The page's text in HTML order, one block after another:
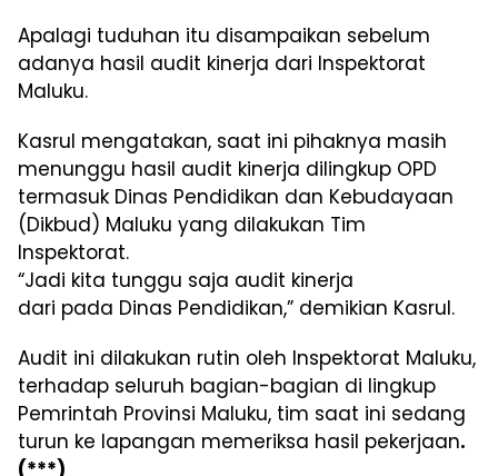
Apalagi tuduhan itu disampaikan sebelum
adanya hasil audit kinerja dari Inspektorat
Maluku.
Kasrul mengatakan, saat ini pihaknya masih
menunggu hasil audit kinerja dilingkup OPD
termasuk Dinas Pendidikan dan Kebudayaan
(Dikbud) Maluku yang dilakukan Tim
Inspektorat.
“Jadi kita tunggu saja audit kinerja
dari pada Dinas Pendidikan,” demikian Kasrul.
Audit ini dilakukan rutin oleh Inspektorat Maluku,
terhadap seluruh bagian-bagian di lingkup
Pemrintah Provinsi Maluku, tim saat ini sedang
turun ke lapangan memeriksa hasil pekerjaan.
(***)